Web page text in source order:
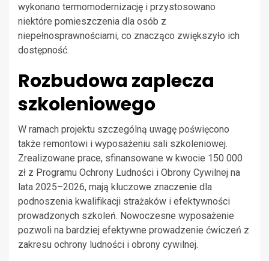
wykonano termomodernizację i przystosowano
niektóre pomieszczenia dla osób z
niepełnosprawnościami, co znacząco zwiększyło ich
dostępność.
Rozbudowa zaplecza
szkoleniowego
W ramach projektu szczególną uwagę poświęcono
także remontowi i wyposażeniu sali szkoleniowej.
Zrealizowane prace, sfinansowane w kwocie 150 000
zł z Programu Ochrony Ludności i Obrony Cywilnej na
lata 2025–2026, mają kluczowe znaczenie dla
podnoszenia kwalifikacji strażaków i efektywności
prowadzonych szkoleń. Nowoczesne wyposażenie
pozwoli na bardziej efektywne prowadzenie ćwiczeń z
zakresu ochrony ludności i obrony cywilnej.